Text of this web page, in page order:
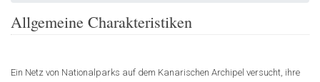
Allgemeine Charakteristiken
Ein Netz von Nationalparks auf dem Kanarischen Archipel versucht, ihre